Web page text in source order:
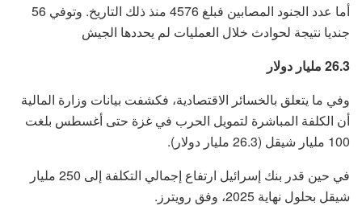
أما عدد الجنود المصابين فبلغ 4576 منذ ذلك التاريخ. وتوفي 56
جنديا نتيجة لحوادث خلال العمليات لم يحددها الجيش
26.3 مليار دولار
وفي ما يتعلق بالخسائر الاقتصادية، فكشفت بيانات وزارة المالية
أن الكلفة المباشرة لتمويل الحرب في غزة حتى أغسطس بلغت
100 مليار شيقل (26.3 مليار دولار).
في حين قدر بنك إسرائيل ارتفاع إجمالي التكلفة إلى 250 مليار
شيقل بحلول نهاية 2025، وفق رويترز.